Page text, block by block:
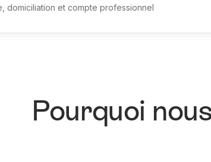
domiciliation et compte professionnel
Pourquoi